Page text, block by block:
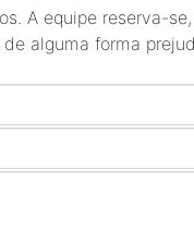
A equipe reserva-
alguma forma